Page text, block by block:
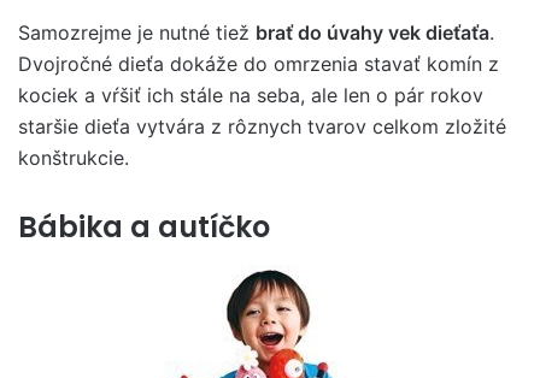
Samozrejme je nutné tiež brať do úvahy vek dieťaťa.
Dvojročné dieťa dokáže do omrzenia stavať komín z
kociek a vŕšiť ich stále na seba, ale len o pár rokov
staršie dieťa vytvára z rôznych tvarov celkom zložité
konštrukcie.
Bábika a autíčko